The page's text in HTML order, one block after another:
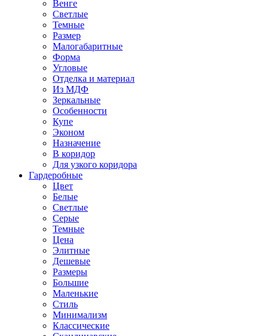
Венге
Светлые
Темные
Размер
Малогабаритные
Форма
Угловые
Отделка и материал
Из МДФ
Зеркальные
Особенности
Купе
Эконом
Назначение
В коридор
Для узкого коридора
Гардеробные
Цвет
Белые
Светлые
Серые
Темные
Цена
Элитные
Дешевые
Размеры
Большие
Маленькие
Стиль
Минимализм
Классические